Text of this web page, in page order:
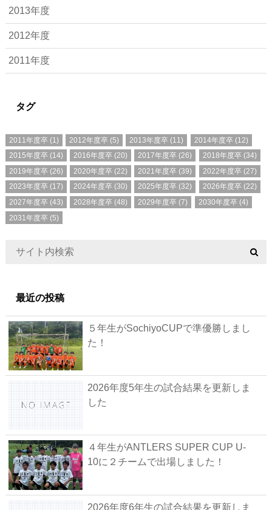
2013年度
2012年度
2011年度
タグ
2011年度卒(1) 2012年度卒 (5) 2013年度卒 (11) 2014年度卒(12)
2015年度卒(14) 2016年度卒 (20) 2017年度卒 (26) 2018年度卒(34)
2019年度卒(26) 2020年度卒 (22) 2021年度卒 (39) 2022年度卒(27)
2023年度卒(17) 2024年度卒 (30) 2025年度卒 (32) 2026年度卒(22)
2027年度卒(43) 2028年度卒 (48) 2029年度卒 (7) 2030年度卒(4)
2031年度卒(5)
最近の投稿
５年生がSochiyoCUPで準優勝しまし
た！
2026年度5年生の試合結果を更新しま
した
４年生がANTLERS SUPER CUP U-
10に２チームで出場しました！
2026年度6年生の試合結果を更新しま